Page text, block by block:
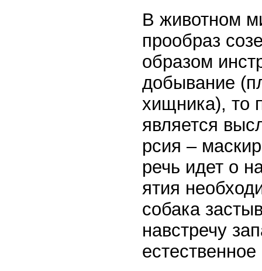
В животном
прообраз
образом
добывание
хищника), то
является
рсия –
речь идет о
ятия
собака
навстречу